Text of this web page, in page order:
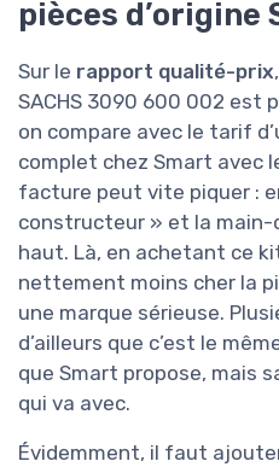
pièces d’origine
Sur le rapport qualité-prix
SACHS 3090 600 002 est
on compare avec le tarif
complet chez Smart avec
facture peut vite piquer :
constructeur » et la main-
haut. Là, en achetant ce
nettement moins cher la
une marque sérieuse.
d’ailleurs que c’est le
que Smart propose, mais
qui va avec.
Évidemment, il faut